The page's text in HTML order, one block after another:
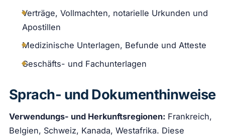
Verträge, Vollmachten, notarielle Urkunden und
Apostillen
Medizinische Unterlagen, Befunde und Atteste
Geschäfts- und Fachunterlagen
Sprach- und Dokumenthinweise
Verwendungs- und Herkunftsregionen: Frankreich,
Belgien, Schweiz, Kanada, Westafrika. Diese